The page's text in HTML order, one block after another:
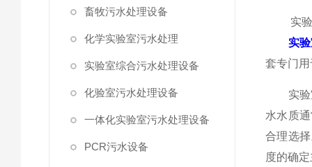
畜牧污水处理设备
化学实验室污水处理
实验室综合污水处理设备
化验室污水处理设备
一体化实验室污水处理设备
PCR污水设备
实验室
实
套专门
实验室
水水质
合理选
度的确